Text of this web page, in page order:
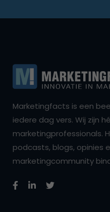
Marketingfacts is een
iedere dag vers. Wij zijn
marketingprofessionals.
podcasts, blogs, opinies
marketingcommunity